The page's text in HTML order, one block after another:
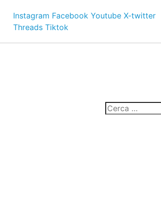
Instagram Facebook Youtube X-twitter
Threads Tiktok